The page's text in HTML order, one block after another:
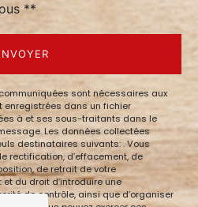
**
sont nécessaires aux
enregistrées dans un fichier
à et ses sous-traitants dans le
Les données collectées
destinataires suivants: . Vous
rectification, d’effacement, de
de retrait de votre
du droit d’introduire une
de contrôle, ainsi que d’organiser